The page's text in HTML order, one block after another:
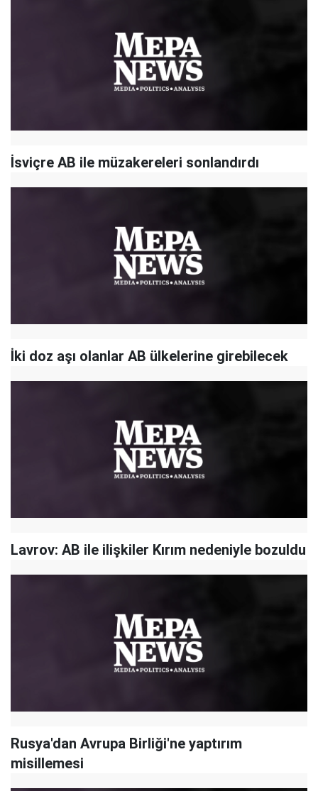
İsviçre AB ile müzakereleri sonlandırdı
İki doz aşı olanlar AB ülkelerine girebilecek
Lavrov: AB ile ilişkiler Kırım nedeniyle bozuldu
Rusya'dan Avrupa Birliği'ne yaptırım
misillemesi